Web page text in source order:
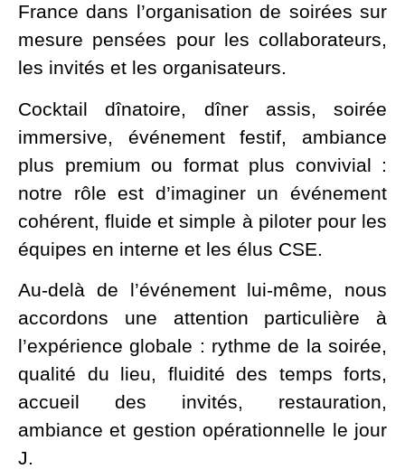
France dans l’organisation de soirées sur
mesure pensées pour les collaborateurs,
les invités et les organisateurs.
Cocktail dînatoire, dîner assis, soirée
immersive, événement festif, ambiance
plus premium ou format plus convivial :
notre rôle est d’imaginer un événement
cohérent, fluide et simple à piloter pour les
équipes en interne et les élus CSE.
Au-delà de l’événement lui-même, nous
accordons une attention particulière à
l’expérience globale : rythme de la soirée,
qualité du lieu, fluidité des temps forts,
accueil des invités, restauration,
ambiance et gestion opérationnelle le jour
J.